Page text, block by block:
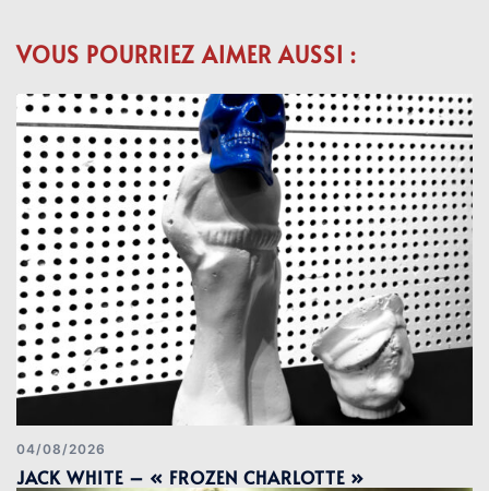
VOUS POURRIEZ AIMER AUSSI :
04/08/2026
JACK WHITE – « FROZEN CHARLOTTE »